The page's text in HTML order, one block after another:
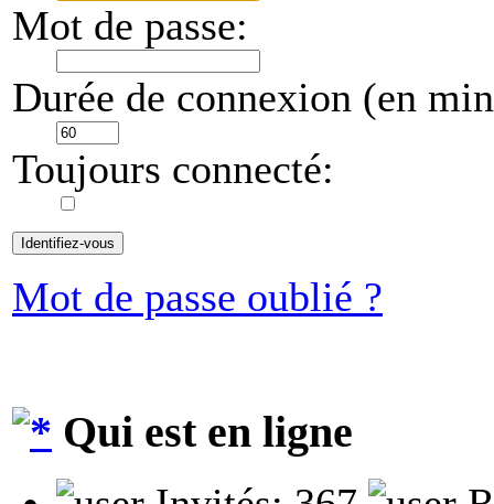
Mot de passe:
Durée de connexion (en
Toujours connecté:
Mot de passe oublié ?
Qui est en ligne